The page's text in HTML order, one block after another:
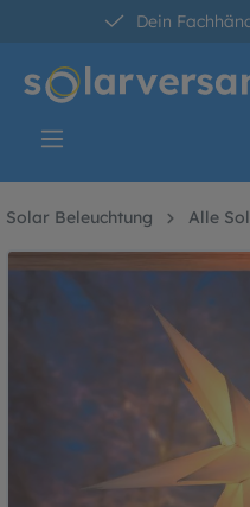
springen
Dein
30 Tage
Solar Beleuchtung Alle